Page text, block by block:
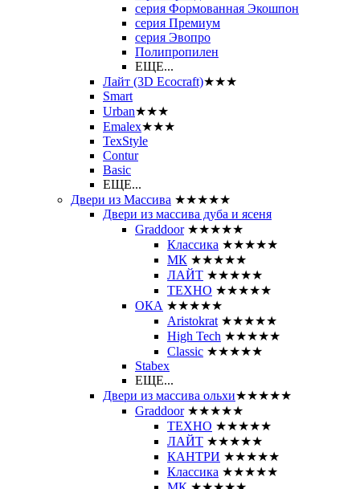
серия Формованная Экошпон
серия Премиум
серия Эвопро
Полипропилен
ЕЩЕ...
Лайт (3D Ecocraft)★★★
Smart
Urban★★★
Emalex★★★
TexStyle
Contur
Basic
ЕЩЕ...
Двери из Массива ★★★★★
Двери из массива дуба и ясеня
Graddoor ★★★★★
Классика ★★★★★
МК ★★★★★
ЛАЙТ ★★★★★
ТЕХНО ★★★★★
ОКА ★★★★★
Aristokrat ★★★★★
High Tech ★★★★★
Classic ★★★★★
Stabex
ЕЩЕ...
Двери из массива ольхи★★★★★
Graddoor ★★★★★
ТЕХНО ★★★★★
ЛАЙТ ★★★★★
КАНТРИ ★★★★★
Классика ★★★★★